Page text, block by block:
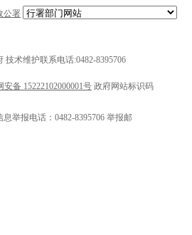
公署
技术维护联系电话:0482-8395706
安备 15222102000001号 政府网站标识码
举报电话：0482-8395706 举报邮